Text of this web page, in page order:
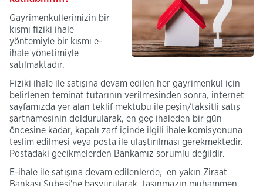
Gayrimenkullerimizin bir
kısmı fiziki ihale
yöntemiyle bir kısmı e-
ihale yönetimiyle
satılmaktadır.
Fiziki ihale ile satışına devam edilen her gayrimenkul için
belirlenen teminat tutarının verilmesinden sonra, internet
sayfamızda yer alan teklif mektubu ile peşin/taksitli satış
şartnamesinin doldurularak, en geç ihaleden bir gün
öncesine kadar, kapalı zarf içinde ilgili ihale komisyonuna
teslim edilmesi veya posta ile ulaştırılması gerekmektedir.
Postadaki gecikmelerden Bankamız sorumlu değildir.
E-ihale ile satışına devam edilenlerde, en yakın Ziraat
Bankası Şubesi'ne başvurularak, taşınmazın muhammen